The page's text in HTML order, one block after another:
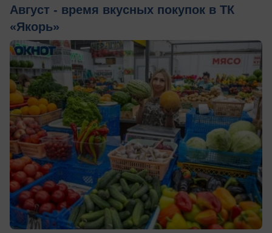
Август - время вкусных покупок в ТК
«Якорь»